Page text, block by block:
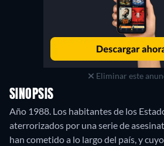
Eliminar este
SINOPSIS
Año 1988. Los habitantes de los
aterrorizados por una serie de
han cometido a lo largo del país, y